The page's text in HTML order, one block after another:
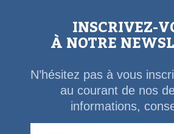
INSCRIVEZ-
À NOTRE
N’hésitez pas à vous
au courant de nos
informations,